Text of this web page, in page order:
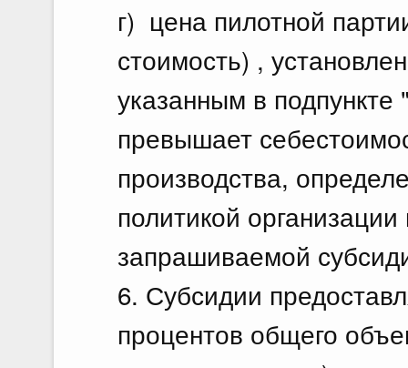
г) цена пилотной
стоимость) ,
указанным в подпункте
превышает
производства,
политикой
запрашиваемой
6. Субсидии
процентов общего